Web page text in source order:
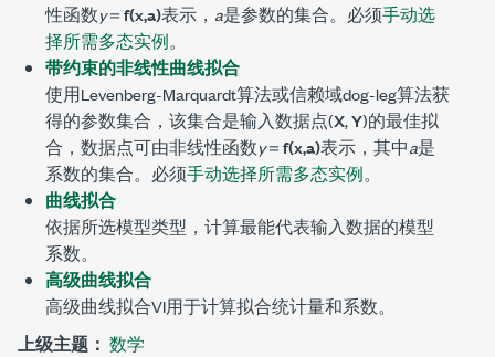
性函数y＝f(x,a)表示， a是参数的集合。必须手动选
择所需多态实例。
带约束的非线性曲线拟合
使用Levenberg-Marquardt算法或信赖域dog-leg算法获
得的参数集合，该集合是输入数据点(X,Y)的最佳拟
合，数据点可由非线性函数y＝f(x,a)表示，其中a是
系数的集合。必须手动选择所需多态实例。
曲线拟合
依据所选模型类型，计算最能代表输入数据的模型
系数。
高级曲线拟合
高级曲线拟合VI用于计算拟合统计量和系数。
上级主题： 数学